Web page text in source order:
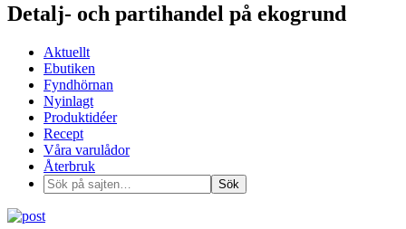
Detalj- och partihandel på ekogrund
Aktuellt
Ebutiken
Fyndhörnan
Nyinlagt
Produktidéer
Recept
Våra varulådor
Återbruk